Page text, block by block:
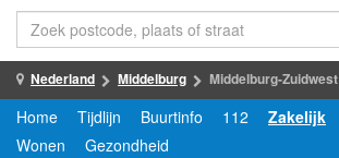
Nederland Middelburg Middelburg-Zuidwest
Home Tijdlijn Buurtinfo 112 Zakelijk
Wonen
Gezondheid